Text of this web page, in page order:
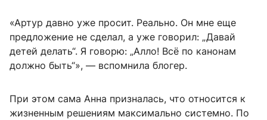
«Артур давно уже просит. Реально. Он мне еще
предложение не сделал, а уже говорил: „Давай
детей делать“. Я говорю: „Алло! Всё по канонам
должно быть“», — вспомнила блогер.
При этом сама Анна призналась, что относится к
жизненным решениям максимально системно. По